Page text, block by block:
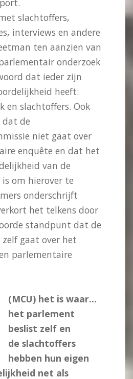
slachtoffers,
interviews en andere
ten aanzien van
onderzoek
dat ieder zijn
heeft:
en slachtoffers. Ook
de
niet gaat over
enquête en dat het
van de
is om hierover te
onderschrijft
het telkens door
standpunt dat de
zelf gaat over het
parlementaire
(MCU) het is waar…
het parlement
beslist zelf en
de slachtoffers
hebben hun eigen
net als